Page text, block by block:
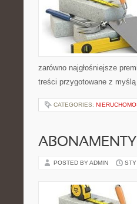
zarówno najgłośniejsze
treści przygotowane z
CATEGORIES:
ABONAMENTY
POSTED BY ADMIN